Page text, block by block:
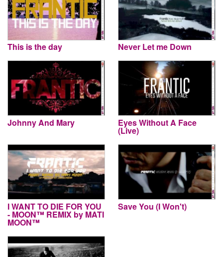
This is the day Never Let me Down
Johnny And Mary Eyes Without A Face
(Live)
I WANT TO DIE FOR YOU
- MOON™ REMIX by MATI
MOON™
Save You (I Won't)